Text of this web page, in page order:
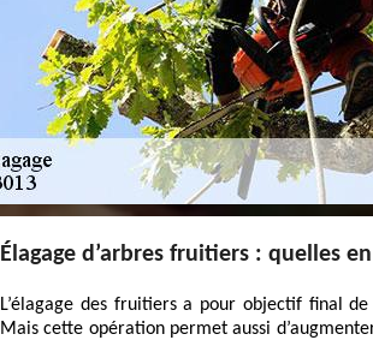
Élagage d’arbres fruitiers : quelles
L’élagage des fruitiers a pour objectif final
Mais cette opération permet aussi